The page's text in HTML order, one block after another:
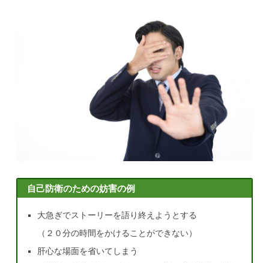
自己防衛のための妨害の例
大急ぎでストーリーを語り終えようとする
（２０分の時間をかけることができない）
肝心な場面を省いてしまう